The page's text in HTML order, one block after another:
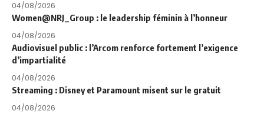
04/08/2026
Women@NRJ_Group : le leadership féminin à l’honneur
04/08/2026
Audiovisuel public : l’Arcom renforce fortement l’exigence
d’impartialité
04/08/2026
Streaming : Disney et Paramount misent sur le gratuit
04/08/2026